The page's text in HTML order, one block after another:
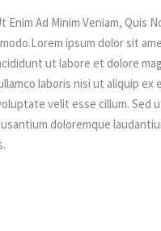
Ad Minim Veniam, Quis
ipsum dolor sit
ut labore et dolore
laboris nisi ut aliquip ex
velit esse cillum. Sed
doloremque